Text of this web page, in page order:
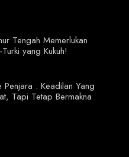
Tengah Memerlukan
yang Kukuh!
Penjara : Keadilan Yang
Tapi Tetap Bermakna